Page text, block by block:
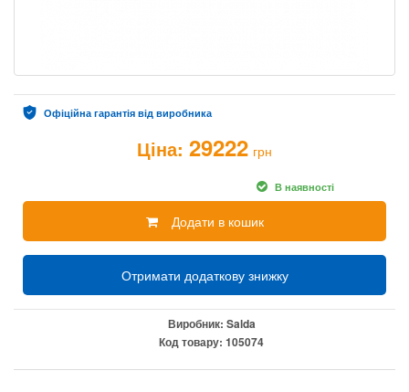
Офіційна гарантія від виробника
Ціна: 29222 грн
В наявності
Додати в кошик
Отримати додаткову знижку
Виробник: Salda
Код товару: 105074